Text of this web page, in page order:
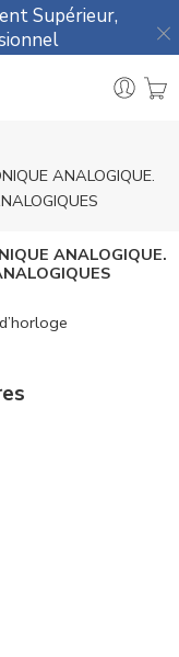
Supérieur,
ANALOGIQUE.
ANALOGIQUE.